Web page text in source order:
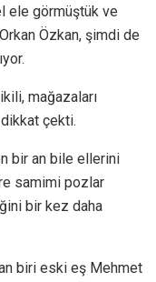
ele görmüştük ve
Özkan, şimdi de
mağazaları
çekti.
bir an bile ellerini
samimi pozlar
bir kez daha
biri eski eş Mehmet